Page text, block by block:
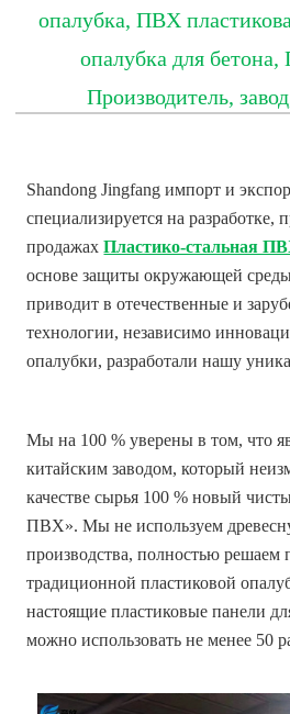
опалубка, ПВХ
опалубка для
Производитель,
Shandong Jingfang импорт и
специализируется на разработке,
продажахПластико-стальная
основе защиты окружающей
приводит в отечественные и
технологии, независимо
опалубки, разработали нашу
Мы на 100 % уверены в том, что
китайским заводом, который
качестве сырья 100 % новый
ПВХ». Мы не используем
производства, полностью решаем
традиционной пластиковой
настоящие пластиковые панели
можно использовать не менее 50